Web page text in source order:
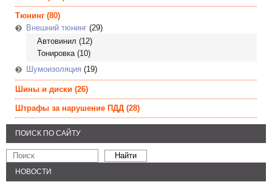
Тюнинг (80)
Внешний тюнинг (29)
Автовинил (12)
Тонировка(10)
Шумоизоляция (19)
Шины и диски (26)
Штрафы за нарушение ПДД (28)
ПОИСК ПО САЙТУ
НОВОСТИ